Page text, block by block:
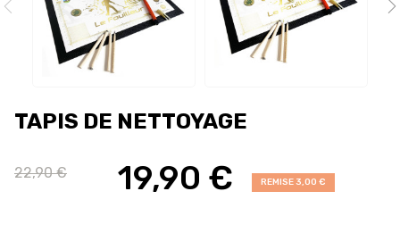
TAPIS DE NETTOYAGE
22,90 € 19,90 € REMISE 3,00 €